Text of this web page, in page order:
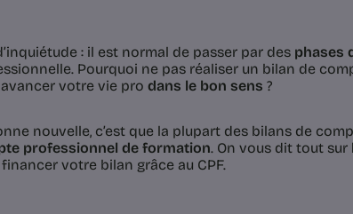
: il est normal de passer par des phases
Pourquoi ne pas réaliser un bilan de
votre vie pro dans le bon sens ?
nouvelle, c’est que la plupart des bilans de
professionnel de formation. On vous dit tout sur
votre bilan grâce au CPF.